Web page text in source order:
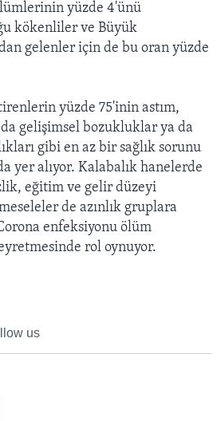
yüzde 4'ünü
kökenliler ve Büyük
gelenler için de bu oran yüzde
yüzde 75'inin astım,
gelişimsel bozukluklar ya da
gibi en az bir sağlık sorunu
yer alıyor. Kalabalık hanelerde
eğitim ve gelir düzeyi
de azınlık gruplara
enfeksiyonu ölüm
rol oynuyor.
us